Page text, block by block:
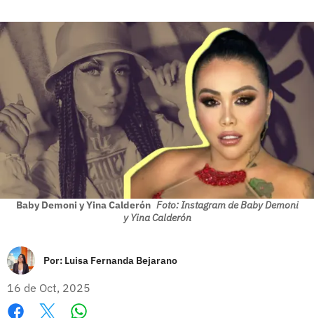
Baby Demoni y Yina Calderón Foto: Instagram de Baby Demoni
y Yina Calderón
Por: Luisa Fernanda Bejarano
16 de Oct, 2025